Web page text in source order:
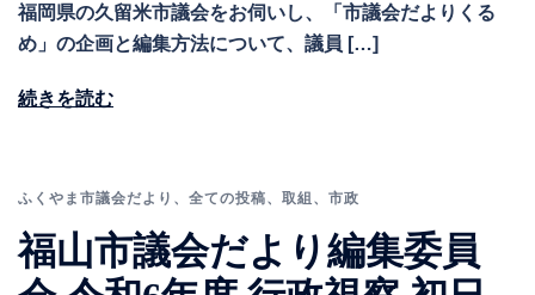
福岡県の久留米市議会をお伺いし、「市議会だよりくる
め」の企画と編集方法について、議員 […]
続きを読む
ふくやま市議会だより 、 全ての投稿、 取組 、 市政
福山市議会だより編集委員